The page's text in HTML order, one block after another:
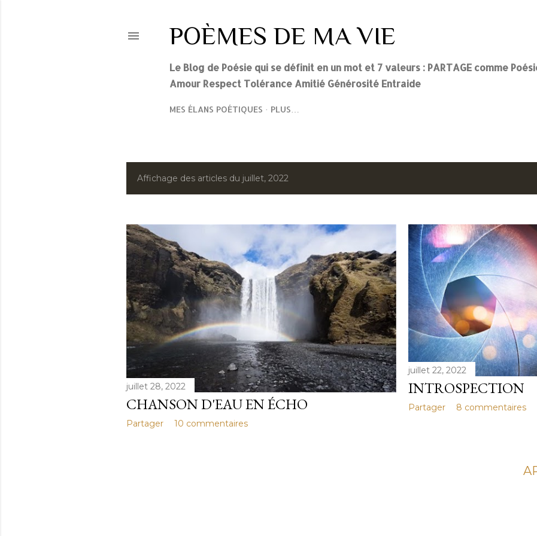
POÈMES DE MA VIE
Le Blog de Poésie qui se définit en un mot et 7 valeurs : PARTAGE comme
Amour Respect Tolérance Amitié Générosité Entraide
MES ÉLANS POÉTIQUES PLUS…
r
i
c
l
e
s
Affichage des articles du juillet, 2022
juillet 28, 2022
CHANSON D'EAU EN ÉCHO
Partager 10 commentaires
juillet 22, 2022
INTROSPECTION
Partager 8 commentaires